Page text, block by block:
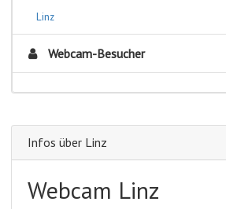
Linz
Webcam-Besucher
Infos über Linz
Webcam Linz